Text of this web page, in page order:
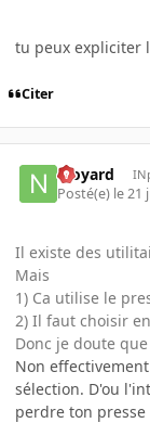
tu peux expliciter
Citer
njoyard
Posté(e) le 21
Il existe des
Mais
1) Ca utilise le
2) Il faut choisir
Donc je doute
Non
sélection. D'ou
perdre ton